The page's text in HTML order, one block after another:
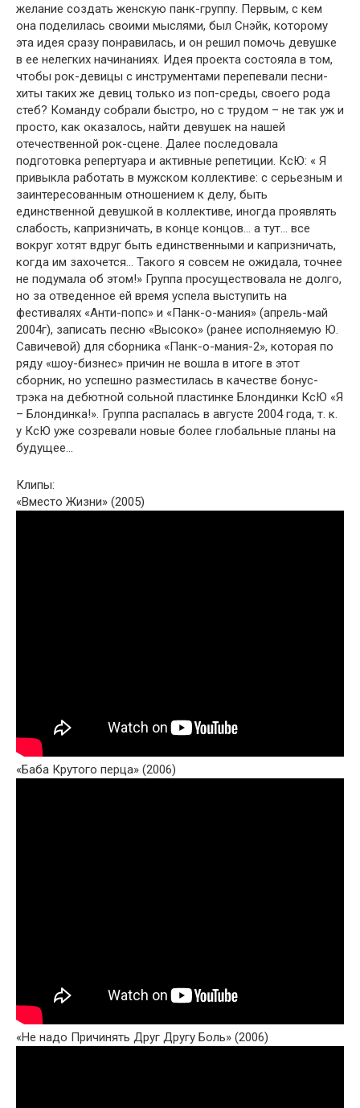
желание создать женскую панк-группу. Первым, с кем
она поделилась своими мыслями, был Снэйк, которому
эта идея сразу понравилась, и он решил помочь девушке
в ее нелегких начинаниях. Идея проекта состояла в том,
чтобы рок-девицы с инструментами перепевали песни-
хиты таких же девиц только из поп-среды, своего рода
стеб? Команду собрали быстро, но с трудом – не так уж и
просто, как оказалось, найти девушек на нашей
отечественной рок-сцене. Далее последовала
подготовка репертуара и активные репетиции. КсЮ: « Я
привыкла работать в мужском коллективе: с серьезным и
заинтересованным отношением к делу, быть
единственной девушкой в коллективе, иногда проявлять
слабость, капризничать, в конце концов… а тут… все
вокруг хотят вдруг быть единственными и капризничать,
когда им захочется… Такого я совсем не ожидала, точнее
не подумала об этом!» Группа просуществовала не долго,
но за отведенное ей время успела выступить на
фестивалях «Анти-попс» и «Панк-о-мания» (апрель-май
2004г), записать песню «Высоко» (ранее исполняемую Ю.
Савичевой) для сборника «Панк-о-мания-2», которая по
ряду «шоу-бизнес» причин не вошла в итоге в этот
сборник, но успешно разместилась в качестве бонус-
трэка на дебютной сольной пластинке Блондинки КсЮ «Я
– Блондинка!». Группа распалась в августе 2004 года, т. к.
у КсЮ уже созревали новые более глобальные планы на
будущее…
Клипы:
«Вместо Жизни» (2005)
«Баба Крутого перца» (2006)
«Не надо Причинять Друг Другу Боль» (2006)